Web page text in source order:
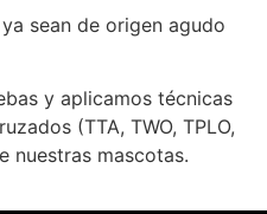
sean de origen agudo
y aplicamos técnicas
(TTA, TWO, TPLO,
nuestras mascotas.